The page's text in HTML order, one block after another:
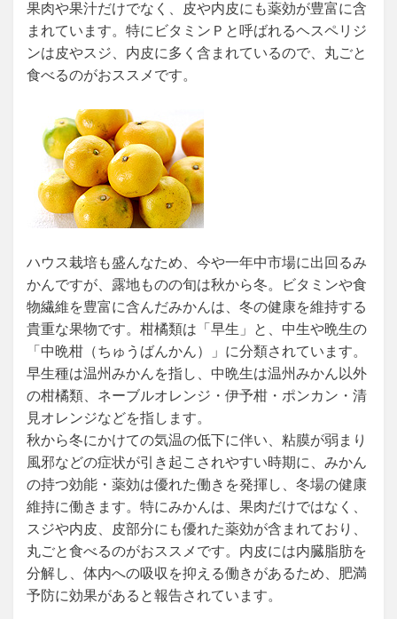
果肉や果汁だけでなく、皮や内皮にも薬効が豊富に含
まれています。特にビタミンＰと呼ばれるヘスペリジ
ンは皮やスジ、内皮に多く含まれているので、丸ごと
食べるのがおススメです。
ハウス栽培も盛んなため、今や一年中市場に出回るみ
かんですが、露地ものの旬は秋から冬。ビタミンや食
物繊維を豊富に含んだみかんは、冬の健康を維持する
貴重な果物です。柑橘類は「早生」と、中生や晩生の
「中晩柑（ちゅうばんかん）」に分類されています。
早生種は温州みかんを指し、中晩生は温州みかん以外
の柑橘類、ネーブルオレンジ・伊予柑・ポンカン・清
見オレンジなどを指します。
秋から冬にかけての気温の低下に伴い、粘膜が弱まり
風邪などの症状が引き起こされやすい時期に、みかん
の持つ効能・薬効は優れた働きを発揮し、冬場の健康
維持に働きます。特にみかんは、果肉だけではなく、
スジや内皮、皮部分にも優れた薬効が含まれており、
丸ごと食べるのがおススメです。内皮には内臓脂肪を
分解し、体内への吸収を抑える働きがあるため、肥満
予防に効果があると報告されています。